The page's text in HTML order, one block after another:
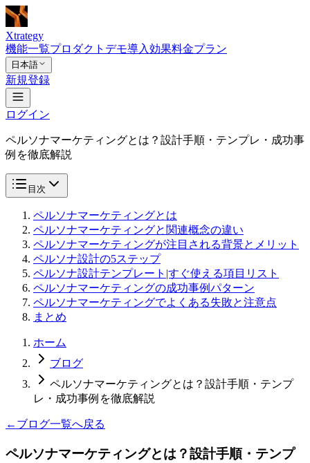
Xtrategy
機能一覧プロダクトデモ導入効果料金プラン
日本語
新規登録
ログイン
ペルソナマーケティングとは？設計手順・テンプレ・成功事
例を徹底解説
目次
ペルソナマーケティングとは
ペルソナマーケティングと関連概念の違い
ペルソナマーケティングが注目される背景とメリット
ペルソナ設計の5ステップ
ペルソナ設計テンプレート|すぐ使える項目リスト
ペルソナマーケティングの成功事例パターン
ペルソナマーケティングでよくある失敗と注意点
まとめ
ホーム
ブログ
ペルソナマーケティングとは？設計手順・テンプ
レ・成功事例を徹底解説
← ブログ一覧へ戻る
ペルソナマーケティングとは？設計手順・テンプ